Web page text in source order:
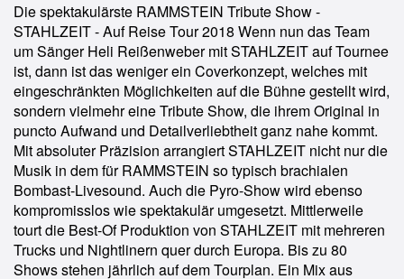
Die spektakulärste RAMMSTEIN Tribute Show -
STAHLZEIT - Auf Reise Tour 2018 Wenn nun das Team
um Sänger Heli Reißenweber mit STAHLZEIT auf Tournee
ist, dann ist das weniger ein Coverkonzept, welches mit
eingeschränkten Möglichkeiten auf die Bühne gestellt wird,
sondern vielmehr eine Tribute Show, die ihrem Original in
puncto Aufwand und Detailverliebtheit ganz nahe kommt.
Mit absoluter Präzision arrangiert STAHLZEIT nicht nur die
Musik in dem für RAMMSTEIN so typisch brachialen
Bombast-Livesound. Auch die Pyro-Show wird ebenso
kompromisslos wie spektakulär umgesetzt. Mittlerweile
tourt die Best-Of Produktion von STAHLZEIT mit mehreren
Trucks und Nightlinern quer durch Europa. Bis zu 80
Shows stehen jährlich auf dem Tourplan. Ein Mix aus